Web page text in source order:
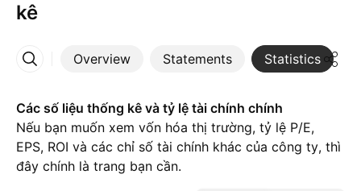
kê
Overview Statements Statistics
More
Các số liệu thống kê và tỷ lệ tài chính chính
Nếu bạn muốn xem vốn hóa thị trường, tỷ lệ P/E,
EPS, ROI và các chỉ số tài chính khác của công ty, thì
đây chính là trang bạn cần.